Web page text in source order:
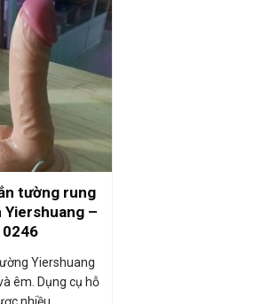
tường rung
Yiershuang –
0246
Yiershuang
êm. Dụng cụ hỗ